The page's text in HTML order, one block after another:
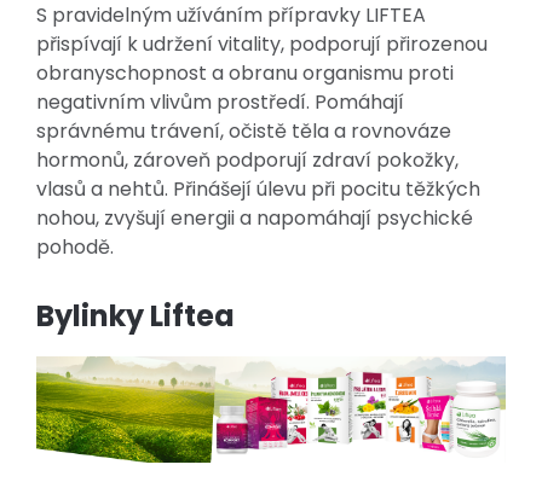
S pravidelným užíváním přípravky LIFTEA
přispívají k udržení vitality, podporují přirozenou
obranyschopnost a obranu organismu proti
negativním vlivům prostředí. Pomáhají
správnému trávení, očistě těla a rovnováze
hormonů, zároveň podporují zdraví pokožky,
vlasů a nehtů. Přinášejí úlevu při pocitu těžkých
nohou, zvyšují energii a napomáhají psychické
pohodě.
Bylinky Liftea